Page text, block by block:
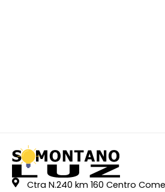
Ctra N.240 km 160 Centro